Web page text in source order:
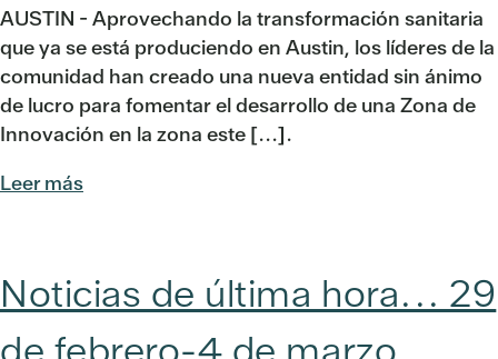
AUSTIN - Aprovechando la transformación sanitaria
que ya se está produciendo en Austin, los líderes de la
comunidad han creado una nueva entidad sin ánimo
de lucro para fomentar el desarrollo de una Zona de
Innovación en la zona este [...].
Leer más
Noticias de última hora... 29